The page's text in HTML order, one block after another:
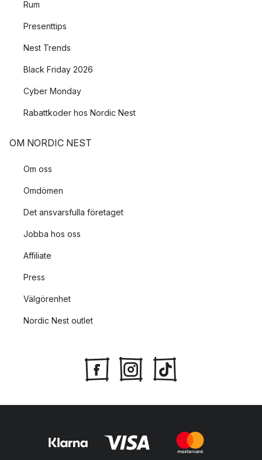
Rum
Presenttips
Nest Trends
Black Friday 2026
Cyber Monday
Rabattkoder hos Nordic Nest
OM NORDIC NEST
Om oss
Omdömen
Det ansvarsfulla företaget
Jobba hos oss
Affiliate
Press
Välgörenhet
Nordic Nest outlet